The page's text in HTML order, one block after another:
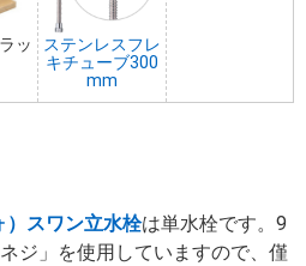
ッ
ステンレスフレ
キチューブ300
mm
）スワン立水栓は単水栓です。9
ジ」を使用していますので、僅